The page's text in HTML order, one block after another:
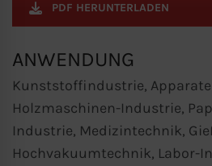
ANWENDUNG
Kunststoffindustrie,
Holzmaschinen-Industrie,
Industrie, Medizintechnik,
Hochvakuumtechnik, Labor-
PDF HERUNTERLADEN